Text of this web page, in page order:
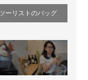
ーリストのバッグ